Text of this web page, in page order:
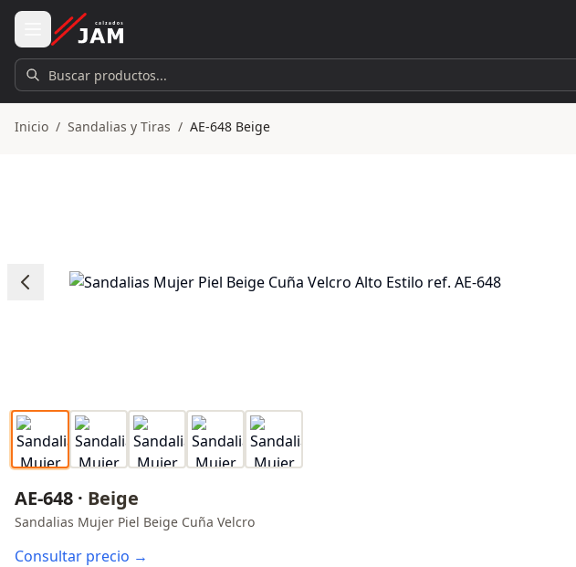
Ir al contenido principal
Buscar productos...
Inicio / Sandalias y Tiras / AE-648 Beige
AE-648 · Beige
Sandalias Mujer Piel Beige Cuña Velcro
Consultar precio →